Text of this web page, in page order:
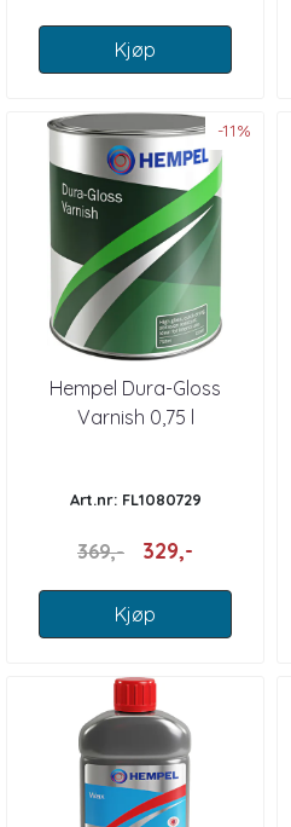
Kjøp
-11%
Hempel Dura-Gloss
Varnish 0,75 l
Art.nr: FL1080729
369,- 329,-
Kjøp